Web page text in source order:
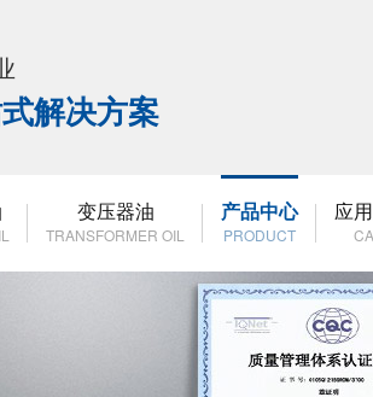
解决方案
变压器油
TRANSFORMER OIL
产品中心
PRODUCT
应